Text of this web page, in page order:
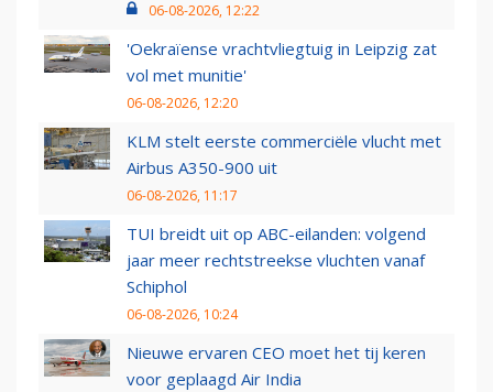
06-08-2026, 12:22
'Oekraïense vrachtvliegtuig in Leipzig zat
vol met munitie'
06-08-2026, 12:20
KLM stelt eerste commerciële vlucht met
Airbus A350-900 uit
06-08-2026, 11:17
TUI breidt uit op ABC-eilanden: volgend
jaar meer rechtstreekse vluchten vanaf
Schiphol
06-08-2026, 10:24
Nieuwe ervaren CEO moet het tij keren
voor geplaagd Air India